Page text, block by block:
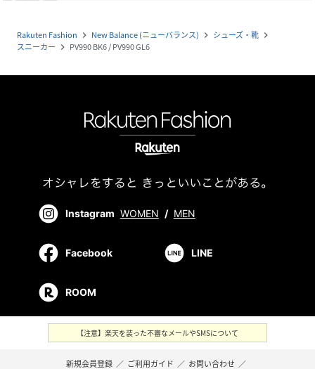
Rakuten Fashion navigate_next New Balance (ニューバランス) navigate_next シューズ・靴 navigate_next
スニーカー navigate_next PV990 BK6 / PV990 GL6
Instagram WOMEN / MEN
Facebook LINE
ROOM
【注意】楽天を装った不審なメールやSMSについて
新規会員登録 ／ ご利用ガイド ／ お問い合わせ ／